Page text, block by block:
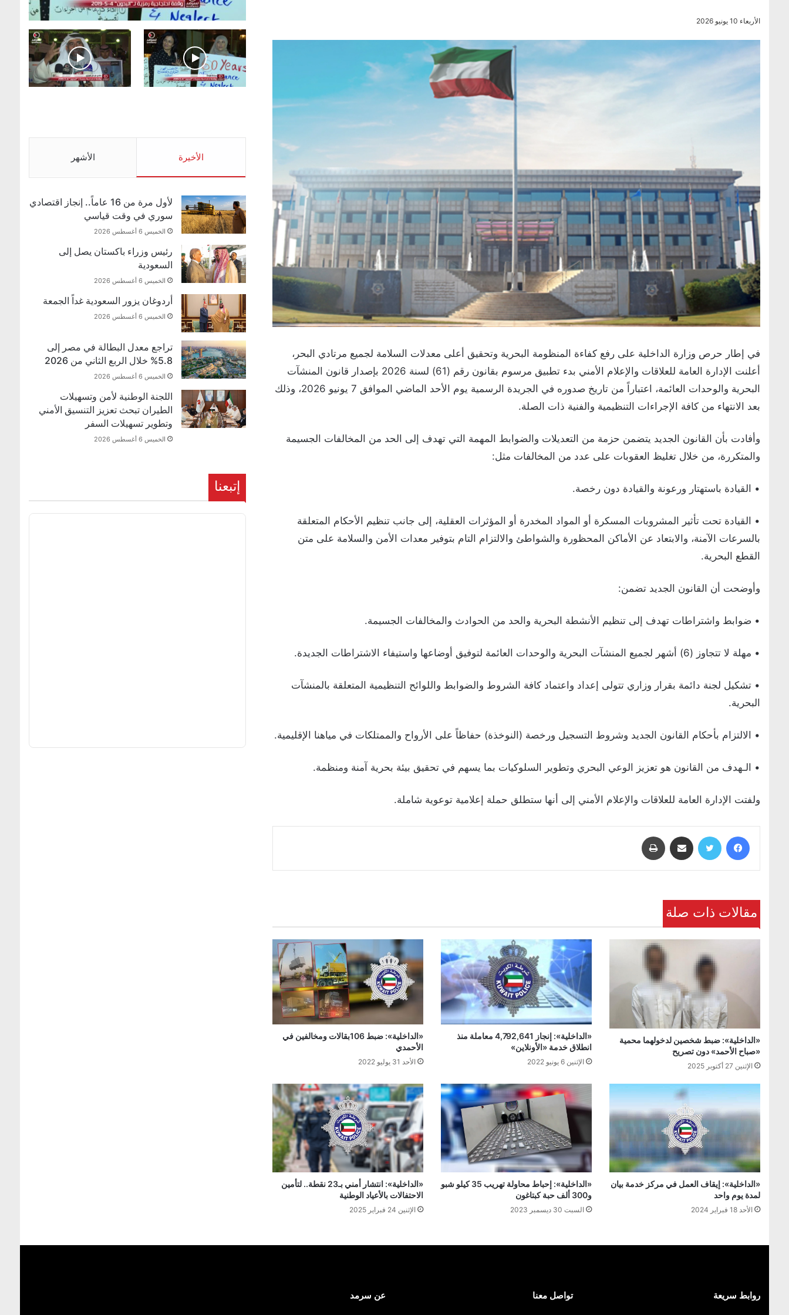
الأربعاء 10 يونيو 2026
في إطار حرص وزارة الداخلية على رفع كفاءة المنظومة البحرية وتحقيق أعلى معدلات السلامة لجميع مرتادي البحر،
أعلنت الإدارة العامة للعلاقات والإعلام الأمني بدء تطبيق مرسوم بقانون رقم (61) لسنة 2026 بإصدار قانون المنشآت
البحرية والوحدات العائمة، اعتباراً من تاريخ صدوره في الجريدة الرسمية يوم الأحد الماضي الموافق 7 يونيو 2026، وذلك
بعد الانتهاء من كافة الإجراءات التنظيمية والفنية ذات الصلة.
وأفادت بأن القانون الجديد يتضمن حزمة من التعديلات والضوابط المهمة التي تهدف إلى الحد من المخالفات الجسيمة
والمتكررة، من خلال تغليظ العقوبات على عدد من المخالفات مثل:
• القيادة باستهتار ورعونة والقيادة دون رخصة.
• القيادة تحت تأثير المشروبات المسكرة أو المواد المخدرة أو المؤثرات العقلية، إلى جانب تنظيم الأحكام المتعلقة
بالسرعات الآمنة، والابتعاد عن الأماكن المحظورة والشواطئ والالتزام التام بتوفير معدات الأمن والسلامة على متن
القطع البحرية.
وأوضحت أن القانون الجديد تضمن:
• ضوابط واشتراطات تهدف إلى تنظيم الأنشطة البحرية والحد من الحوادث والمخالفات الجسيمة.
• مهلة لا تتجاوز (6) أشهر لجميع المنشآت البحرية والوحدات العائمة لتوفيق أوضاعها واستيفاء الاشتراطات الجديدة.
• تشكيل لجنة دائمة بقرار وزاري تتولى إعداد واعتماد كافة الشروط والضوابط واللوائح التنظيمية المتعلقة بالمنشآت
البحرية.
• الالتزام بأحكام القانون الجديد وشروط التسجيل ورخصة (النوخذة) حفاظاً على الأرواح والممتلكات في مياهنا الإقليمية.
• الـهدف من القانون هو تعزيز الوعي البحري وتطوير السلوكيات بما يسهم في تحقيق بيئة بحرية آمنة ومنظمة.
ولفتت الإدارة العامة للعلاقات والإعلام الأمني إلى أنها ستطلق حملة إعلامية توعوية شاملة.
مقالات ذات صلة
«الداخلية»: ضبط شخصين لدخولهما محمية
«صباح الأحمد» دون تصريح
الإثنين 27 أكتوبر 2025
«الداخلية»: إنجاز 4,792,641 معاملة منذ
انطلاق خدمة «الأونلاين»
الإثنين 6 يونيو 2022
«الداخلية»: ضبط 106بقالات ومخالفين في
الأحمدي
الأحد 31 يوليو 2022
«الداخلية»: إيقاف العمل في مركز خدمة بيان
لمدة يوم واحد
الأحد 18 فبراير 2024
«الداخلية»: إحباط محاولة تهريب 35 كيلو شبو
و300 ألف حبة كبتاغون
السبت 30 ديسمبر 2023
«الداخلية»: انتشار أمني بـ23 نقطة.. لتأمين
الاحتفالات بالأعياد الوطنية
الإثنين 24 فبراير 2025
.وقفة احتجاجية رمزية لـ”#البدون” في ساحة الإرادة
الأحد 5 مايو 2019
مخدرات يعني ولا خمر؟!.
الأخيرة الأشهر
لأول مرة من 16 عاماً.. إنجاز اقتصادي
سوري في وقت قياسي
الخميس 6 أغسطس 2026
رئيس وزراء باكستان يصل إلى
السعودية
الخميس 6 أغسطس 2026
أردوغان يزور السعودية غداً الجمعة
الخميس 6 أغسطس 2026
تراجع معدل البطالة في مصر إلى
5.8% خلال الربع الثاني من 2026
الخميس 6 أغسطس 2026
اللجنة الوطنية لأمن وتسهيلات
الطيران تبحث تعزيز التنسيق الأمني
وتطوير تسهيلات السفر
الخميس 6 أغسطس 2026
إتبعنا
روابط سريعة تواصل معنا عن سرمد